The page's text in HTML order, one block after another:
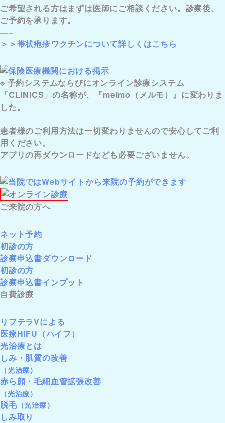
ご希望される方はまずは医師にご相談ください。診察後、
ご予約を承ります。
—–
＞＞帯状疱疹ワクチンについて詳しくはこちら
※ 予約システムならびにオンライン診療システム
「CLINICS」の名称が、『melmo（メルモ）』に変わりま
した。
患者様のご利用方法は一切変わりませんので安心してご利
用ください。
アプリの再ダウンロードなども必要ございません。
ご来院の方へ
ネット予約
初診の方
診察申込書ダウンロード
初診の方
診察申込書インプット
自費診療
リフテラVによる
医療HIFU（ハイフ）
光治療とは
しみ・肌質の改善
（光治療）
赤ら顔・毛細血管拡張改善
（光治療）
脱毛（光治療）
しみ取り